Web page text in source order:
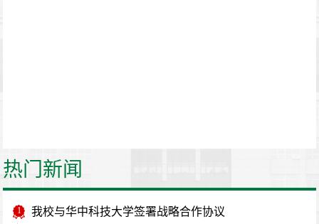
热门新闻
1 我校与华中科技大学签署战略合作协议